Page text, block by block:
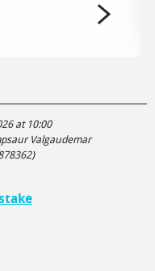
at 10:00
Valgaudemar
)